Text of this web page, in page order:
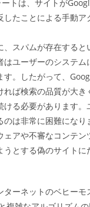
トは、サイトが
したことによる手動ア
、スパムが存在すると
はユーザーのシステム
す。したがって、
れば検索の品質が大
ける必要があります。
のは非常に困難になり
ェアや不審なコンテ
うとする偽のサイトに
ターネットのベヒーモ